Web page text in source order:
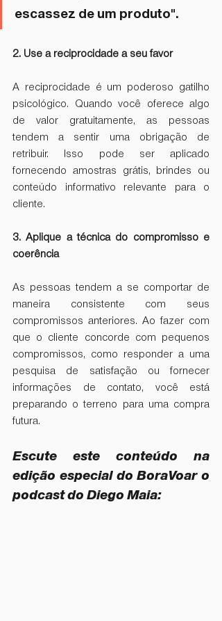
escassez de um produto".
2. Use a reciprocidade a seu favor
A reciprocidade é um poderoso gatilho
psicológico. Quando você oferece algo
de valor gratuitamente, as pessoas
tendem a sentir uma obrigação de
retribuir. Isso pode ser aplicado
fornecendo amostras grátis, brindes ou
conteúdo informativo relevante para o
cliente.
3. Aplique a técnica do compromisso e
coerência
As pessoas tendem a se comportar de
maneira consistente com seus
compromissos anteriores. Ao fazer com
que o cliente concorde com pequenos
compromissos, como responder a uma
pesquisa de satisfação ou fornecer
informações de contato, você está
preparando o terreno para uma compra
futura.
Escute este conteúdo na
edição especial do BoraVoar o
podcast do Diego Maia: